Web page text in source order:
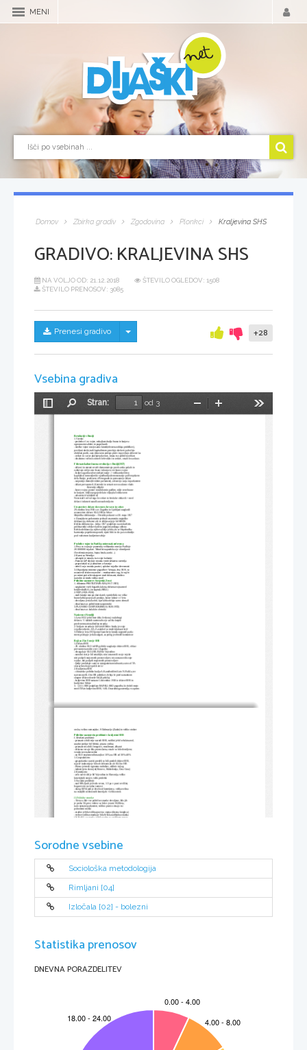
MENI
Domov Zbirka gradiv Zgodovina Plonkci Kraljevina SHS
GRADIVO:KRALJEVINA SHS
NA VOLJO OD: 21.12.2018
ŠTEVILO OGLEDOV: 1508
ŠTEVILO PRENOSOV: 3085
Prenesi gradivo Skrij/prikaži meni +28
Vsebina gradiva
Preklopi
Stran:
od 3
Pomanjšaj
Revoluciji v Rusiji
1.Vzroki:
-posledice 1.sv vojne, nekajkrat dražja hrana in kurjava
ogromno invalidov in pogrešanih
-stroške vojne nosijo samo kmeti(obvezna oddaja pridelkov),
povišani davki, tudi kapitalistom povečajo davke ti pa hočejo
obdržati profit, zato delavcem znižajo plače in povišajo delovni čas
-cerkev in car ne plačujeta davkov, imata vso politično oblast
-obsolutno večino so imeli le fevdalci in cerkev, ostali le za okras
Februarska buržoazna revolucija v Rusiji(1917)
-delavci in mestni reveži demonstrirajo pred carsko palačo in
zahtevajo nižje cene hrane in kurjave, ter konec vojne
-kraljeva garda začne streljati nanje -> velikanske žrtve,
kapitalisti in menjševiki vpodbudijo demonstracije po Evropskem
delu Rusije, predvsem v Petrogradu in prevzamejo oblast
-razpustijo dumo(fevdalni parlament), odstavijo carja in parlament
-oblast prevzame A. Kerenski in sestavi novo začasno vlado
Kerenski obljubi:
-konec vojne, pomoč invalidom in padlim, nižje cene hrane
in kurjave, boljše pogoje dela in višje plače delavcem
-odstavitev fevdalnih sil
Neuresniči nič od tega le cerkev in fevdalce obdavči-> med
delavci in kmeti narašča nezadovoljstvo
Ustanovitev države slovencev, hrvatov in srbov
29.oktobra leta 1918 so v Zagrebu in Ljubljani razglasili
ustanovitev države SLO, HR in Srbov
Majniška deklaracija – Hrvaški poslanci so 30. maja 1917
v Dunajskem parlamentu prebrali znamenito majniško
deklaracijo, duhovni oče te deklaracije je bil KREK
Krfska deklaracija – Julija 1917 podpišejo na otoku Krfu
predstavniki srbske vlade in jugoslovanskega odbora
Krfsko deklaracijo, njihova želja je bila, da se Hapsburška
harmonija popolnoma poruši, njeni Srbi in slo pa se združijo
pod vodstvom kraljevine srbije
Posledice vojne in Pariška mirovna konferenca
1.Prva sv. vojna je pomenila, velikansko morijo. Padlo je
20 000 000 vojakov. Tehnični napredek se je obrnil proti
človeštvu(strojnica, bojna letala, tanki...)
2.Kazni za Nemčijo:
-odstopiti je morala vse svoje kolonije
-Franciji in Poljski je morala vrniti nekatera ozemlja
-prepovedali so ji združitev z Avstrijo
-odreči se je morala pravici, splošne vojaške obveznosti
3.Ob podpisu mirovne pogodbe v Versaju, leta 1919, so
ustanovili društvo narodov – mednarodno org., ki naj bi
po mirni poti reševalaspore med državami, društvo
narodov ni imelo veliko moči
Politične razmere v Sovjetski Zvezi
1. diktatura PROTLETARIATA (1917-1923)
-razglasitev vseh bogatih, lakota, državna vojna med
boljševiki(R.A.) in kapital.(BELI)
2.NEP (1923-1928)
-mali kmetje morajo dati davek v pridelkih, vse viške
hrane lahko pojejo ali prodajo, konec lakote v 1 letu
-dovoljena je mala obrt, kjer lahko delajo samo domači
-obračunava s političnimi nasprotniki
3.PLANSKO GOSPODARSKO (1928-1953)
-obračunava s kulaki in obrtniki
Nacizem v Nemčiji
1.Leta 1932 je bil brez dela že skoraj vsak drugi
delavec. V takšnih razmerah se je začela krepiti
predvsem nacionalistična stranka
2.Vodja te stranke je bil Adolf Hitler. Imela je svoje
vojaške odrede –SA. Za simbol so imeli kljukasti križ
3.Hitler je leta 1933 postal kancler in kmalu razpustil parla-
ment, poslopje je dal zažgati, za požig je obtožil komuniste
Boji za Z in S meje SHS
1.Država SHS
-29. oktobra SLO in HR politiki razglasijo državo SHS, oblast
prevzame narodni svet v Zagrebu
-obsegala je SLO, HR, BiH in Vojvodino
-narodni svet je bil omahljiv, niso ustanovili svoje vojske
niti podprli mojstrovih prostovoljcev, niso ustanovili svoje
vojske, niti podprli majstrovih prostovoljcev
-ljudje poskušajo sami se neorganizirano ubranit, zato so ITA
skoraj brez bojev prišli do LJ
2.Kraljevina SHS
-s hinavsko politiko kralja A. Karađordževiča in N. Pašiča, ter
naivnostjo SLO in HR politikov, Srbija še pred nastankom
skupne države doseže boljši položaj
-kraljevina SHS nastane 1.decembra 1918 iz države SHS in
kraljevine Srbije
3.  12.11.1920 podpišejo RAPALLSKO pogodbo, ki določi mejo
med ITA in kraljevino SHS, ¼ SLO narodnega ozemlja, vso prim-
orsko, večino notranjske, S Dalmacijo (Zadar) in veliko otokov
Politične razmere in problemi v kraljevini SHS
I.Nerešeni problemi:
-priznani so bili trije narodi SHS, vodilni je bil srbski narod,
uradni jezik je bil Srbski, pisava cirilica
-priznani niso bili črnogorci, muslimani, albanci
-državna vera je bila pravoslavna, ostale so bile dovoljene,
vendar ne enakovredne
-na SLO nepismenih manj kot 10%, na HR od 30%-40%
1.Gospodarstvo:
-gospodarsko razviti predeli so bili predeli države SHS,
največ industrije je bilo ob železnicah ob SLO in HR
-Bosna je imela ogromno rudnikov, talilniv in žag
-industrije tu skoraj ni(Kosovo, Makedonija, Črna Gora)
2.Kmetijstvo:
-zelo razvit del je bil Vojvodina in Slavonija, veliko
kmetijskih strojev, velik pridelek
3.Socialni problemi:
-nad 90% ljudi je živelo revno, 1/3 pa v pravi revščini,
bogastvo in socialna varnost
-okrog 80% ljudi je živelo od kmetijstva, velika večina
na manjših nedonosnih kmetijah-> veliko otrok
II.Politične stranke:
-3 leta so bile vse politične stranke dovoljene, bilo jih
je preko 50, prve volitve so bile v jeseni 1920 leta,
nato nastane parlament, volilno pravico imajo vsi
polnoletni moški
-uradno je bila volilna pravica »tajna«(lesena kroglica)
-vedno vodilna stranka je bila Srbska radikalna stranka
(N. Pašič), ta stranka je bila vedno na vodilnem mestu
3.Muslimanska Organizacija(MO), vodil jo je Mehmet
Spaho, zavzemali so se za versko, kolturno avtonomijo
In za pravice muslimanov, največ vpliva je imela v Bosni,
1.Vlade se pogosto menjujejo, na oblasti je vedno
Vlade so poskrbele predvsem za svoje ministre, vojsko
Vidovdanska ustanova –
januar 1921
in sklene mir
-kralj sklicuje narodno skupnost (parlament), je
nedotakljiv, ima pravico razpustiti parlament, vlado...
stabilne, zato je moč kralja še bolj naraščala
-poleti 1928 je član  radikalne stranke na seji parlamenta
-kralj izkoristi nemire in po izrednih razmerah razglasi
-1931 je izdal vsiljeno (oktroirano ustavo), da bi zakril diktaturo,
dovoli 1 stranko JNS, razpiše volitve in uvede demokracijo
-diktatura se konča z atentatom 1934 na kralja Aleksandra v
Marseju (ubili so ga ustaši in makedonci)
Kraljevo namestništvo 1934-1941:
Fašizem v Italiji
-samooskrba z hrano in izdelki težke industrije
-velika javna dela v kmetijstvu
-da izsušiti vse močvirne predele, gradi tudi namakalne naprave
po 3 letih pridelajo dovolj hrane, gradi avtoceste (3-pasovnice),
letala(FIAT), posodabljajo pristanišča
-vzpodbudi industrijo, trgovine (nižji davki), tiska denar ni inflacije
-ukrepi za povečanje naroda ukine vse davke(v zvezi z otroci)
visoki otroški dodatki, zastonj stanovanja za družine(več kot 5 otrok)
-vsem organizira prosti čas
Sorodne vsebine
Sociološka metodologija
Rimljani [04]
Izločala [02] - bolezni
Statistika prenosov
DNEVNA PORAZDELITEV